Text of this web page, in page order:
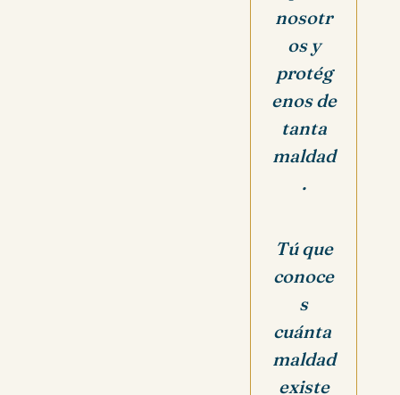
nosotr
os y
protég
enos de
tanta
maldad
.
Tú que
conoce
s
cuánta
maldad
existe